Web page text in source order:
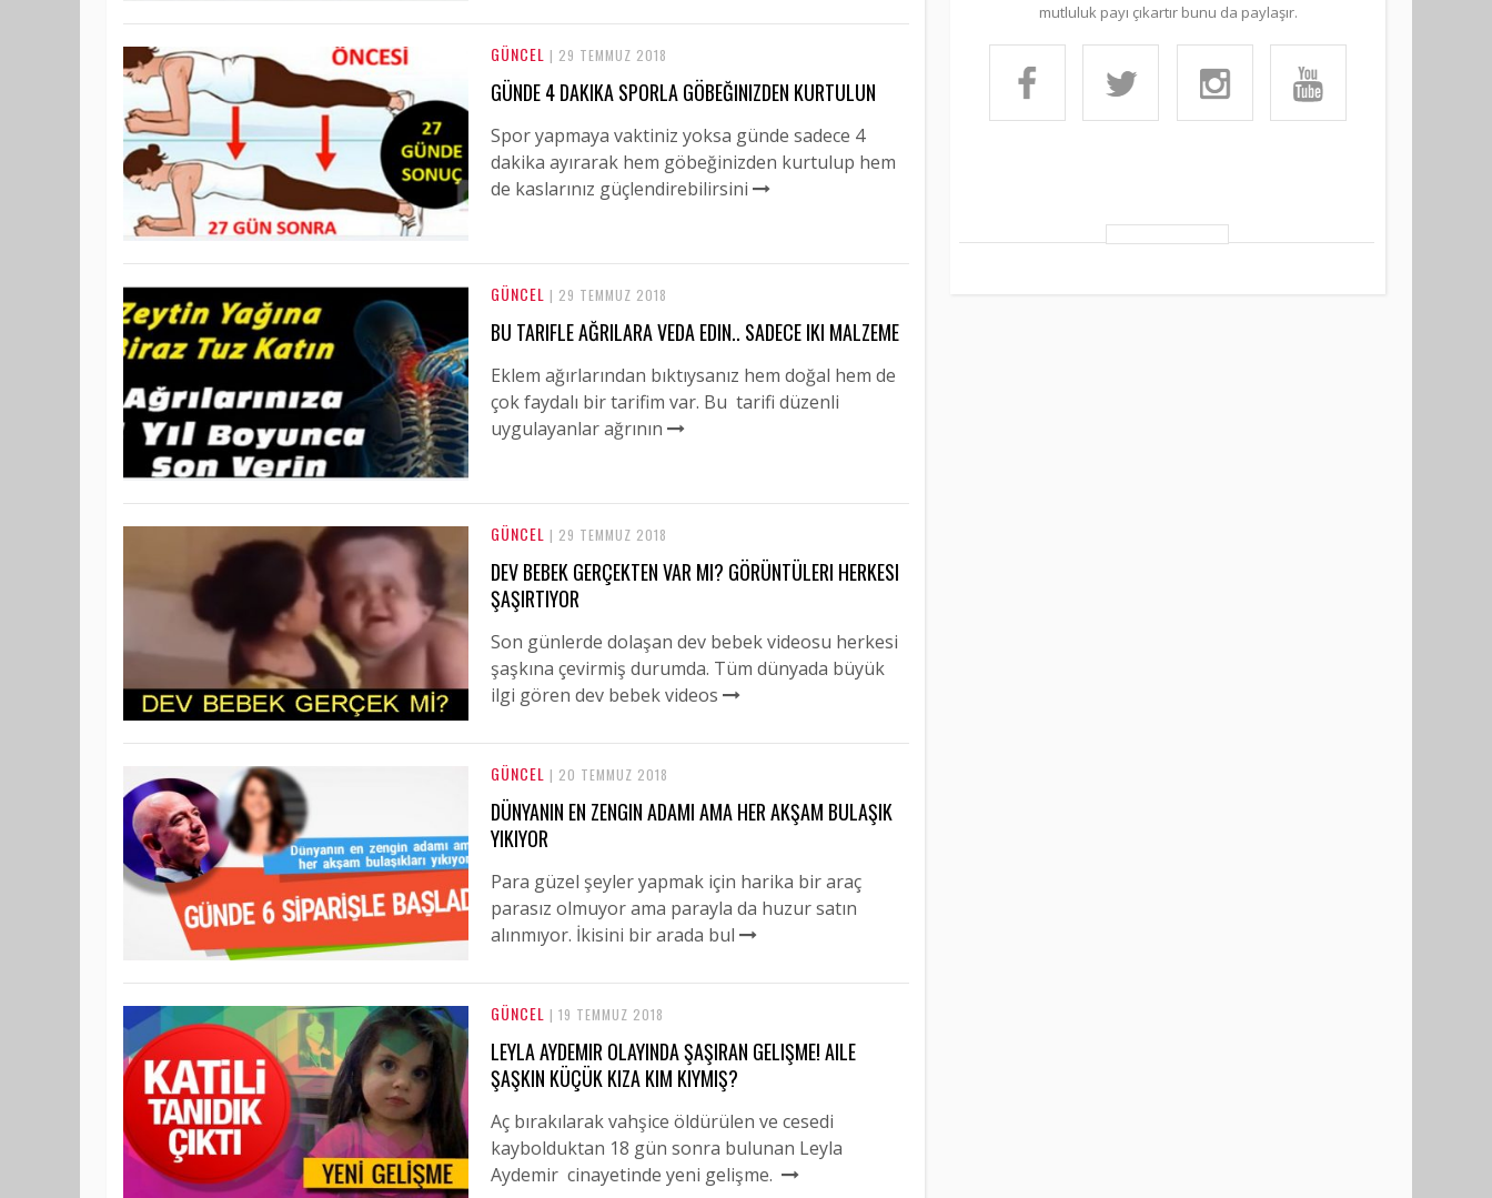
GÜNCEL | 29 TEMMUZ 2018
GÜNDE 4 DAKIKA SPORLA GÖBEĞINIZDEN KURTULUN
Spor yapmaya vaktiniz yoksa günde sadece 4
dakika ayırarak hem göbeğinizden kurtulup hem
de kaslarınız güçlendirebilirsini
GÜNCEL | 29 TEMMUZ 2018
BU TARIFLE AĞRILARA VEDA EDIN.. SADECE IKI MALZEME
Eklem ağırlarından bıktıysanız hem doğal hem de
çok faydalı bir tarifim var. Bu tarifi düzenli
uygulayanlar ağrının
GÜNCEL | 29 TEMMUZ 2018
DEV BEBEK GERÇEKTEN VAR MI? GÖRÜNTÜLERI HERKESI
ŞAŞIRTIYOR
Son günlerde dolaşan dev bebek videosu herkesi
şaşkına çevirmiş durumda. Tüm dünyada büyük
ilgi gören dev bebek videos
GÜNCEL | 20 TEMMUZ 2018
DÜNYANIN EN ZENGIN ADAMI AMA HER AKŞAM BULAŞIK
YIKIYOR
Para güzel şeyler yapmak için harika bir araç
parasız olmuyor ama parayla da huzur satın
alınmıyor. İkisini bir arada bul
GÜNCEL | 19 TEMMUZ 2018
LEYLA AYDEMIR OLAYINDA ŞAŞIRAN GELIŞME! AILE
ŞAŞKIN KÜÇÜK KIZA KIM KIYMIŞ?
Aç bırakılarak vahşice öldürülen ve cesedi
kaybolduktan 18 gün sonra bulunan Leyla
Aydemir cinayetinde yeni gelişme.
mutluluk payı çıkartır bunu da paylaşır.